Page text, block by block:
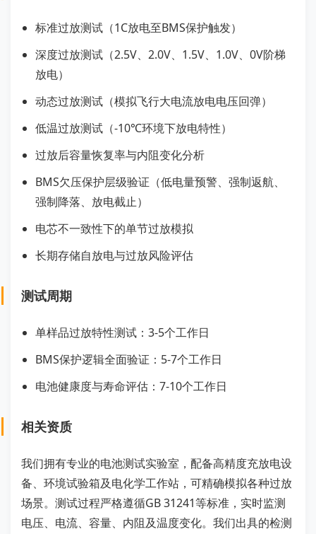
标准过放测试（1C放电至BMS保护触发）
深度过放测试（2.5V、2.0V、1.5V、1.0V、0V阶梯
放电）
动态过放测试（模拟飞行大电流放电电压回弹）
低温过放测试（-10℃环境下放电特性）
过放后容量恢复率与内阻变化分析
BMS欠压保护层级验证（低电量预警、强制返航、
强制降落、放电截止）
电芯不一致性下的单节过放模拟
长期存储自放电与过放风险评估
测试周期
单样品过放特性测试：3-5个工作日
BMS保护逻辑全面验证：5-7个工作日
电池健康度与寿命评估：7-10个工作日
相关资质
我们拥有专业的电池测试实验室，配备高精度充放电设
备、环境试验箱及电化学工作站，可精确模拟各种过放
场景。测试过程严格遵循GB 31241等标准，实时监测
电压、电流、容量、内阻及温度变化。我们出具的检测